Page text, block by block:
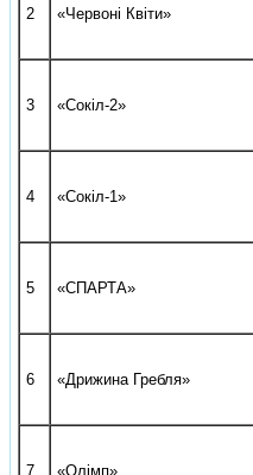
2 «Червоні Квіти»
3 «Сокіл-2»
4 «Сокіл-1»
5 «СПАРТА»
6 «Дрижина Гребля»
7 «Олімп»